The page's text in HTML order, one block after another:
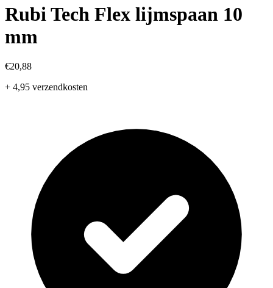
Rubi Tech Flex lijmspaan 10
mm
€20,88
+ 4,95 verzendkosten